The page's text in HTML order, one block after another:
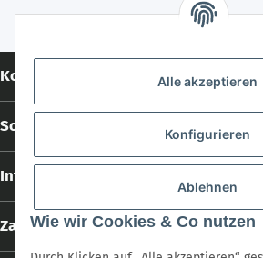
Alle akzeptieren
Konfigurieren
Ablehnen
Wie wir Cookies & Co nutzen
Kontakt
Social Media
Informationen
Zahlungs- und Versandarten